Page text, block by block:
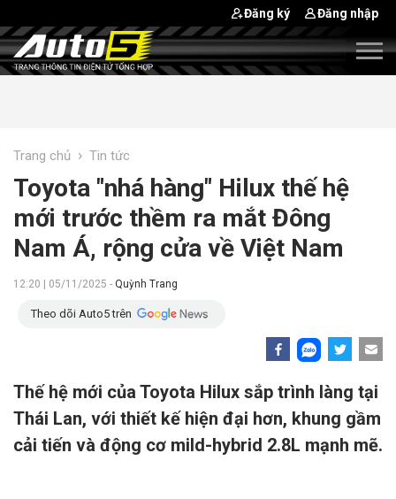
Đăng ký Đăng nhập
Trang chủ › Tin tức
Toyota "nhá hàng" Hilux thế hệ
mới trước thềm ra mắt Đông
Nam Á, rộng cửa về Việt Nam
12:20 | 05/11/2025 - Quỳnh Trang
Theo dõi Auto5 trên
Thế hệ mới của Toyota Hilux sắp trình làng tại
Thái Lan, với thiết kế hiện đại hơn, khung gầm
cải tiến và động cơ mild-hybrid 2.8L mạnh mẽ.